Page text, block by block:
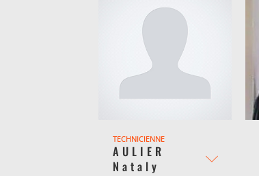
TECHNICIENNE
AULIER
Nataly